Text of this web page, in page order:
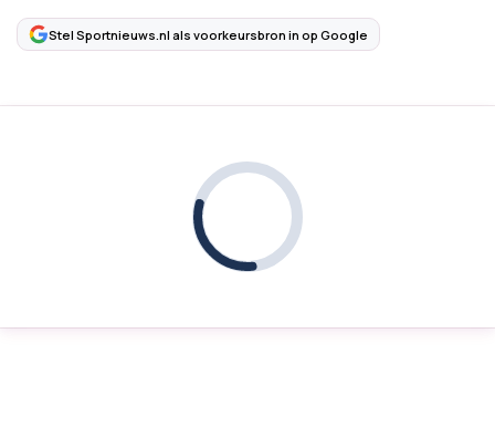
Stel Sportnieuws.nl als voorkeursbron in op Google